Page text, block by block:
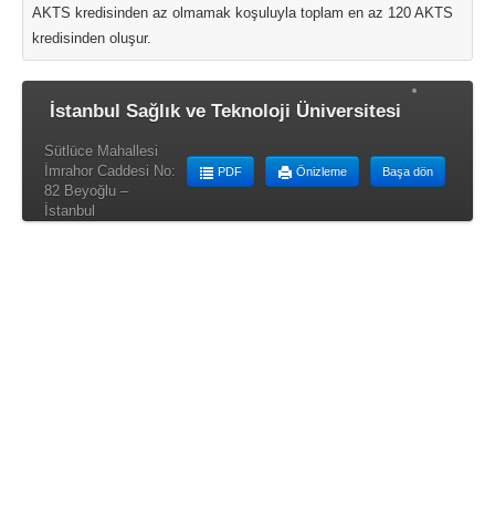
AKTS kredisinden az olmamak koşuluyla toplam en az 120 AKTS
kredisinden oluşur.
İstanbul Sağlık ve Teknoloji Üniversitesi
Başa dön
Önizleme
PDF
Sütlüce Mahallesi
İmrahor Caddesi No:
82 Beyoğlu –
İstanbul